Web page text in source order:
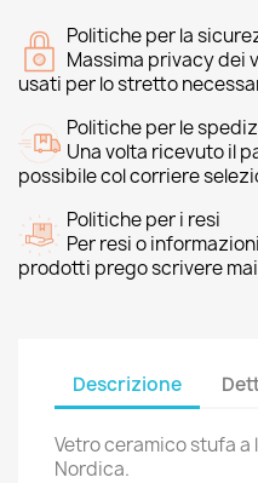
Politiche per la
Massima privacy dei
usati per lo stretto
Politiche per le
Una volta ricevuto il
possibile col corriere
Politiche per i resi
Per resi o
prodotti prego scrivere
Descrizione
Vetro ceramico stufa a
Nordica.